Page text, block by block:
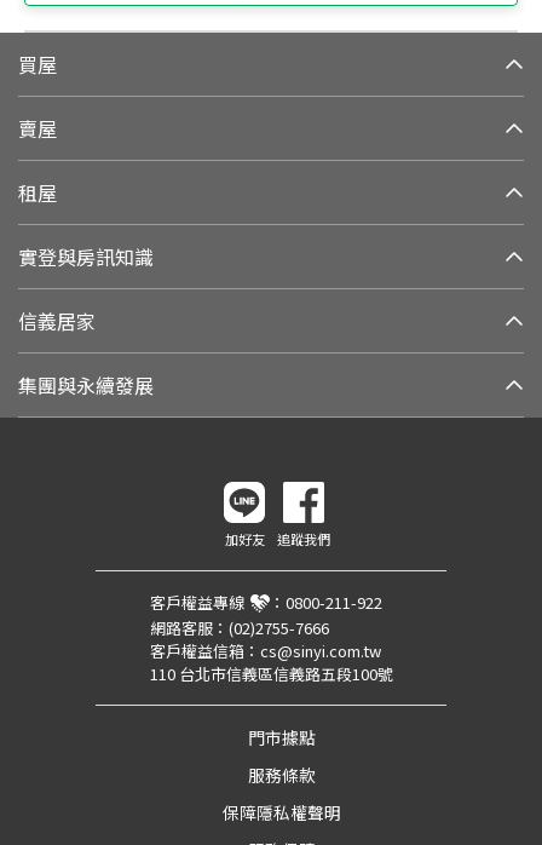
買屋
賣屋
租屋
實登與房訊知識
信義居家
集團與永續發展
加好友 追蹤我們
客戶權益專線 ： 0800-211-922
網路客服： (02)2755-7666
客戶權益信箱： cs@sinyi.com.tw
110 台北市信義區信義路五段100號
門市據點
服務條款
保障隱私權聲明